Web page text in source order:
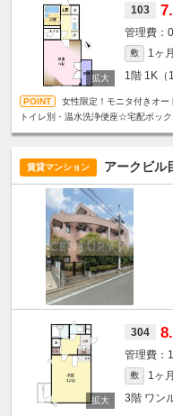
103
敷 1ヶ月
1階 1K（
女性限定！モニタ付きオー
トイレ別・温水洗浄便座☆宅配ボッ
賃貸マンション アークビル
304
敷 1ヶ月
3階 ワン